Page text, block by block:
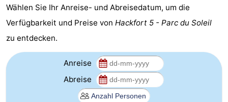
Duin
Scheveningen
-
Haag
Rotterdam
Wählen Sie Ihr Anreise- und Abreisedatum, um die
Verfügbarkeit und Preise von Hackfort 5 - Parc du Soleil
zu entdecken.
Anreise
Abreise